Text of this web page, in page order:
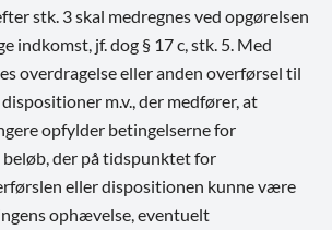
stk. 3 skal medregnes ved opgørelsen
indkomst, jf. dog § 17 c, stk. 5. Med
overdragelse eller anden overførsel til
m.v., der medfører, at
opfylder betingelserne for
der på tidspunktet for
eller dispositionen kunne være
ophævelse, eventuelt